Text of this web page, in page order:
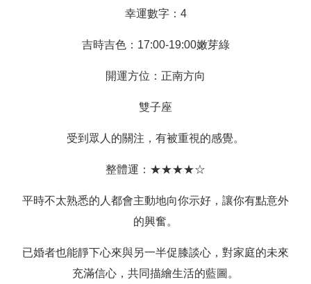
幸運數字：4
吉時吉色：17:00-19:00嫩芽綠
開運方位：正南方向
雙子座
受到眾人的關注，有被重視的感覺。
整體運：★★★★☆
平時不太熟悉的人都會主動地向你示好，讓你有點意外
的興奮。
已婚者也能靜下心來與另一半促膝談心，對家庭的未來
充滿信心，共同描繪生活的藍圖。